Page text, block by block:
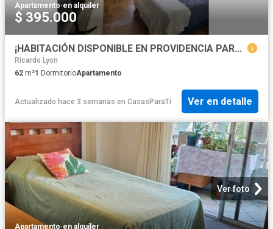
Apartamento·en alquiler
$ 395.000
️‍¡HABITACIÓN DISPONIBLE EN PROVIDENCIA PARA LA COMUNIDAD LGBTIQANB+!️‍
Ricardo Lyon
62 m²1 DormitorioApartamento
Actualizado hace 3 semanas en CasasParaTi Ver en detalle
Ver foto
Apartamento·en alquiler